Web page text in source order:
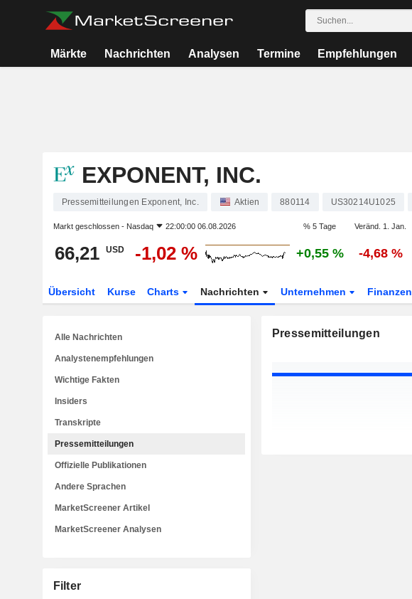
Märkte Nachrichten Analysen Termine Empfehlungen
EXPONENT, INC.
Pressemitteilungen Exponent, Inc. Aktien 880114 US30214U1025
Markt geschlossen - Nasdaq 22:00:00 06.08.2026 % 5 Tage Veränd. 1. Jan.
66,21 USD -1,02 % +0,55 % -4,68 %
Übersicht Kurse Charts Nachrichten Unternehmen Finanzen
Pressemitteilungen
Alle Nachrichten
Analystenempfehlungen
Wichtige Fakten
Insiders
Transkripte
Pressemitteilungen
Offizielle Publikationen
Andere Sprachen
MarketScreener Artikel
MarketScreener Analysen
Filter